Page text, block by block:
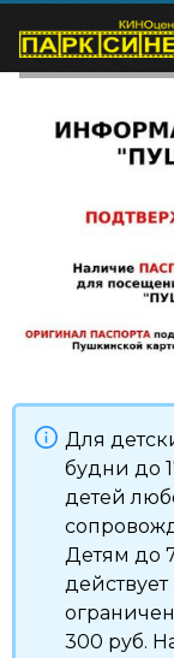
Для
будни до
детей
Детям до
300 руб.